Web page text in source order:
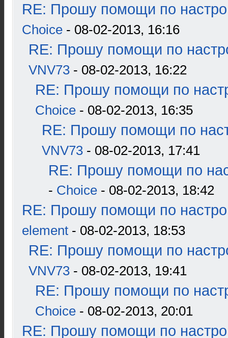
RE: Прошу помощи по
Choice - 08-02-2013, 16:16
RE: Прошу помощи по
VNV73 - 08-02-2013, 16:22
RE: Прошу помощи по
Choice - 08-02-2013, 16:35
RE: Прошу помощи по
VNV73 - 08-02-2013, 17:41
RE: Прошу помощи по
- Choice - 08-02-2013, 18:42
RE: Прошу помощи по
element - 08-02-2013, 18:53
RE: Прошу помощи по
VNV73 - 08-02-2013, 19:41
RE: Прошу помощи по
Choice - 08-02-2013, 20:01
RE: Прошу помощи по